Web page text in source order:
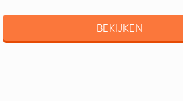
BEKIJKEN